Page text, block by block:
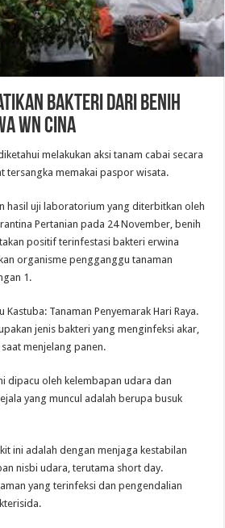
Bakteri dari Benih
WN Cina
melakukan aksi tanam cabai secara
tersangka memakai paspor wisata.
hasil uji laboratorium yang diterbitkan oleh
Pertanian pada 24 November, benih
positif terinfestasi bakteri erwina
organisme pengganggu tanaman
1.
Tanaman Penyemarak Hari Raya.
jenis bakteri yang menginfeksi akar,
menjelang panen.
dipacu oleh kelembapan udara dan
yang muncul adalah berupa busuk
ini adalah dengan menjaga kestabilan
nisbi udara, terutama short day.
yang terinfeksi dan pengendalian